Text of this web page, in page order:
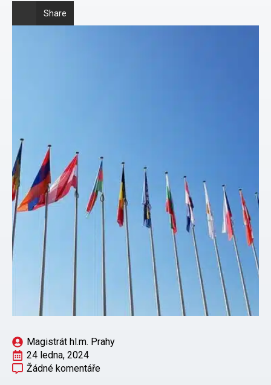
Share
Magistrát hl.m. Prahy
24 ledna, 2024
Žádné komentáře